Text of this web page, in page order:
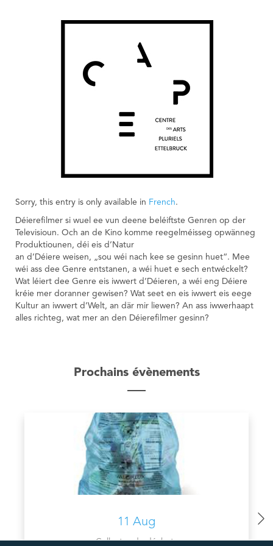
Sorry, this entry is only available in French.
Déierefilmer si wuel ee vun deene beléiftste Genren op der
Televisioun. Och an de Kino komme reegelméisseg opwänneg
Produktiounen, déi eis d’Natur
an d’Déiere weisen, „sou wéi nach kee se gesinn huet“. Mee
wéi ass dee Genre entstanen, a wéi huet e sech entwéckelt?
Wat léiert dee Genre eis iwwert d’Déieren, a wéi eng Déiere
kréie mer doranner gewisen? Wat seet en eis iwwert eis eege
Kultur an iwwert d’Welt, an där mir liewen? An ass iwwerhaapt
alles richteg, wat mer an den Déierefilmer gesinn?
Prochains évènements
11 Aug
Collectes de déchets